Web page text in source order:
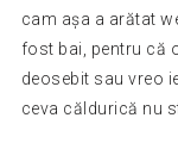
cam așa a arătat
fost bai, pentru că
deosebit sau vreo
ceva căldurică nu